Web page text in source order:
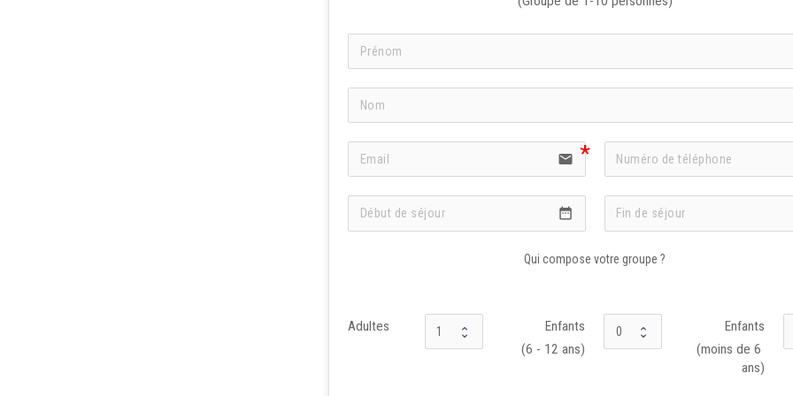
email
date_range
Qui compose votre groupe ?
Adultes
Enfants
(6 - 12 ans)
Enfants
(moins de 6
ans)